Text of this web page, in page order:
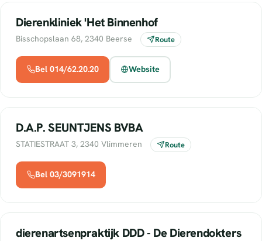
Dierenkliniek 'Het Binnenhof
Bisschopslaan 68, 2340 Beerse Route
Bel 014/62.20.20 Website
D.A.P. SEUNTJENS BVBA
STATIESTRAAT 3, 2340 Vlimmeren Route
Bel 03/3091914
dierenartsenpraktijk DDD - De Dierendokters